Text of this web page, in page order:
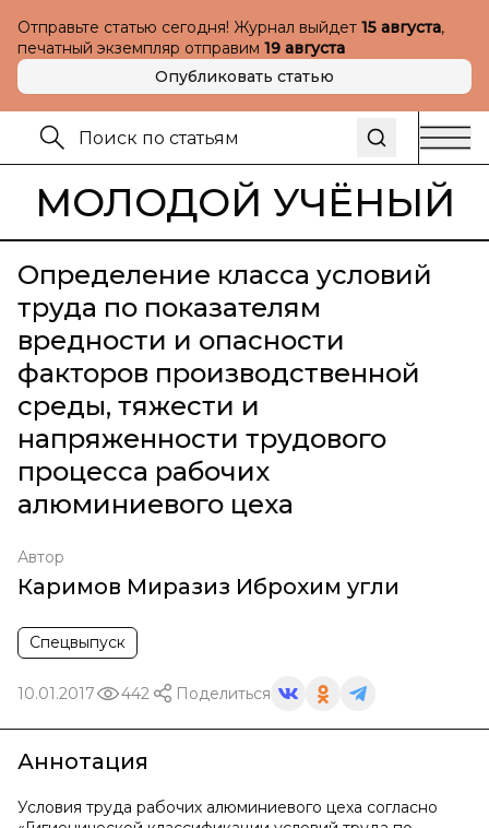
Отправьте статью сегодня! Журнал выйдет 15 августа,
печатный экземпляр отправим 19 августа
Опубликовать статью
МОЛОДОЙ УЧЁНЫЙ
Определение класса условий
труда по показателям
вредности и опасности
факторов производственной
среды, тяжести и
напряженности трудового
процесса рабочих
алюминиевого цеха
Автор
Каримов Миразиз Иброхим угли
Спецвыпуск
10.01.2017 442 Поделиться
Аннотация
Условия труда рабочих алюминиевого цеха согласно